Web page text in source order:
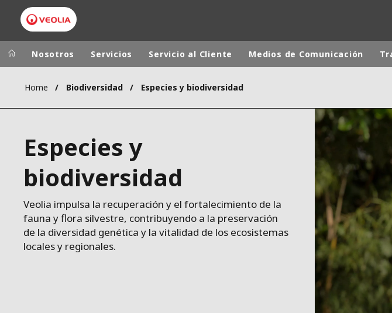
Grupo Veolia
CAMPUS
FUNDACIÓN
INSTITUTO
Presencia mundial
Nosotros Servicios Servicio al Cliente Medios de Comunicación
Home Biodiversidad Especies y biodiversidad
Especies y
biodiversidad
Veolia impulsa la recuperación y el fortalecimiento de la
fauna y flora silvestre, contribuyendo a la preservación
de la diversidad genética y la vitalidad de los ecosistemas
locales y regionales.